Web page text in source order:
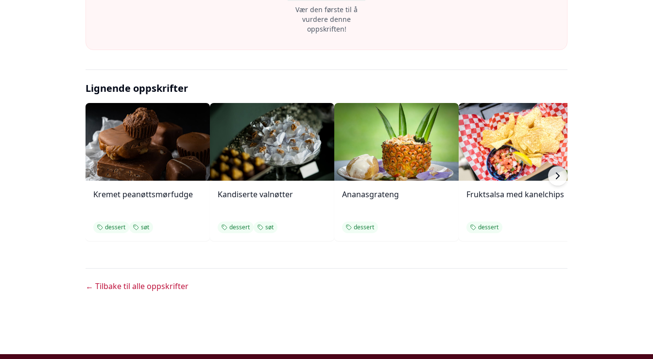
Vær den første til å
vurdere denne
oppskriften!
Lignende oppskrifter
Kremet peanøttsmørfudge
dessert søt
Kandiserte valnøtter
dessert søt
Ananasgrateng
dessert
Fruktsalsa med kanelchips
dessert
← Tilbake til alle oppskrifter